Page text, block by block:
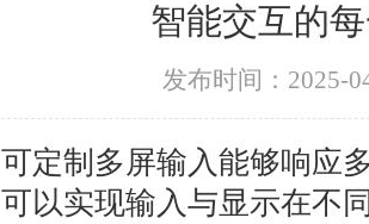
智能交互的
发布时间：2025-
可定制多屏输入能够响应
可以实现输入与显示在不